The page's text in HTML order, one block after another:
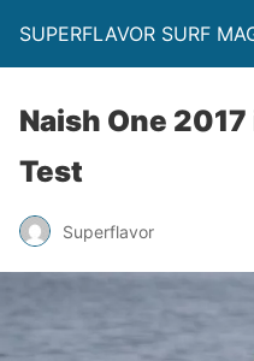
SUPERFLAVOR SURF
Naish One
Test
Superflavor